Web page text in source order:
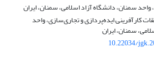
واحد سمنان، دانشگاه آزاد اسلامی، سمنان، ایران
کارآفرینی ایده‌پردازی و تجاری‌سازی، واحد
سمنان، ایران
10.22034/